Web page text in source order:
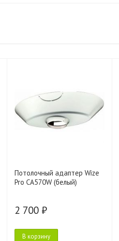
Потолочный адаптер Wize
Pro CA570W (белый)
2 700 ₽
В корзину